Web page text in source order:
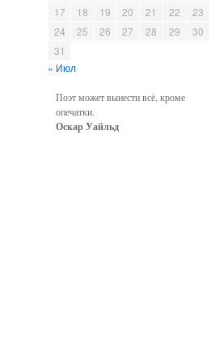
« Июл
17
18 19 20 21 22
23
24
25 26 27 28 29
30
31
Поэт может вынести всё, кроме
опечатки.
Оскар Уайльд